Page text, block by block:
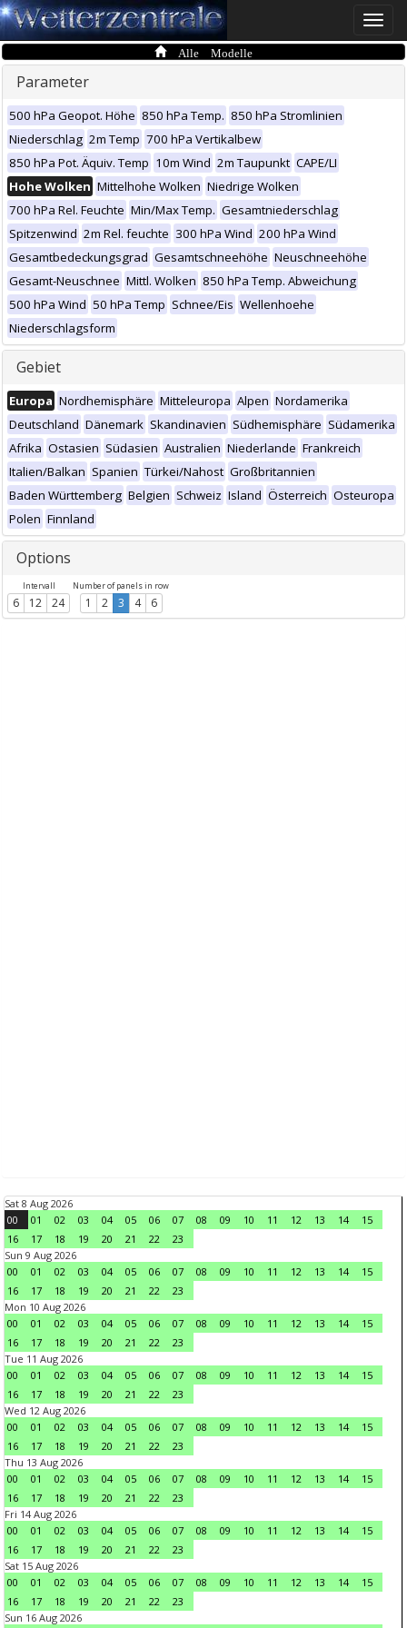
Toggle
Alle Modelle
Parameter
500 hPa Geopot. Höhe 850 hPa Temp. 850 hPa Stromlinien
Niederschlag 2m Temp 700 hPa Vertikalbew
850 hPa Pot. Äquiv. Temp 10m Wind 2m Taupunkt CAPE/LI
Hohe Wolken Mittelhohe Wolken Niedrige Wolken
700 hPa Rel. Feuchte Min/Max Temp. Gesamtniederschlag
Spitzenwind 2m Rel. feuchte 300 hPa Wind 200 hPa Wind
Gesamtbedeckungsgrad Gesamtschneehöhe Neuschneehöhe
Gesamt-Neuschnee Mittl. Wolken 850 hPa Temp. Abweichung
500 hPa Wind 50 hPa Temp Schnee/Eis Wellenhoehe
Niederschlagsform
Gebiet
Europa Nordhemisphäre Mitteleuropa Alpen Nordamerika
Deutschland Dänemark Skandinavien Südhemisphäre Südamerika
Afrika Ostasien Südasien Australien Niederlande Frankreich
Italien/Balkan Spanien Türkei/Nahost Großbritannien
Baden Württemberg Belgien Schweiz Island Österreich Osteuropa
Polen Finnland
Options
Intervall
6 12 24
Number of panels in row
1 2 3 4 6
Sat 8 Aug 2026
00
01 02 03 04 05 06 07 08 09 10 11 12 13 14
15
16
17 18 19 20 21 22
23
Sun 9 Aug 2026
00
01 02 03 04 05 06 07 08 09 10 11 12 13 14
15
16
17 18 19 20 21 22
23
Mon 10 Aug 2026
00
01 02 03 04 05 06 07 08 09 10 11 12 13 14
15
16
17 18 19 20 21 22
23
Tue 11 Aug 2026
00
01 02 03 04 05 06 07 08 09 10 11 12 13 14
15
16
17 18 19 20 21 22
23
Wed 12 Aug 2026
00
01 02 03 04 05 06 07 08 09 10 11 12 13 14
15
16
17 18 19 20 21 22
23
Thu 13 Aug 2026
00
01 02 03 04 05 06 07 08 09 10 11 12 13 14
15
16
17 18 19 20 21 22
23
Fri 14 Aug 2026
00
01 02 03 04 05 06 07 08 09 10 11 12 13 14
15
16
17 18 19 20 21 22
23
Sat 15 Aug 2026
00
01 02 03 04 05 06 07 08 09 10 11 12 13 14
15
16
17 18 19 20 21 22
23
Sun 16 Aug 2026